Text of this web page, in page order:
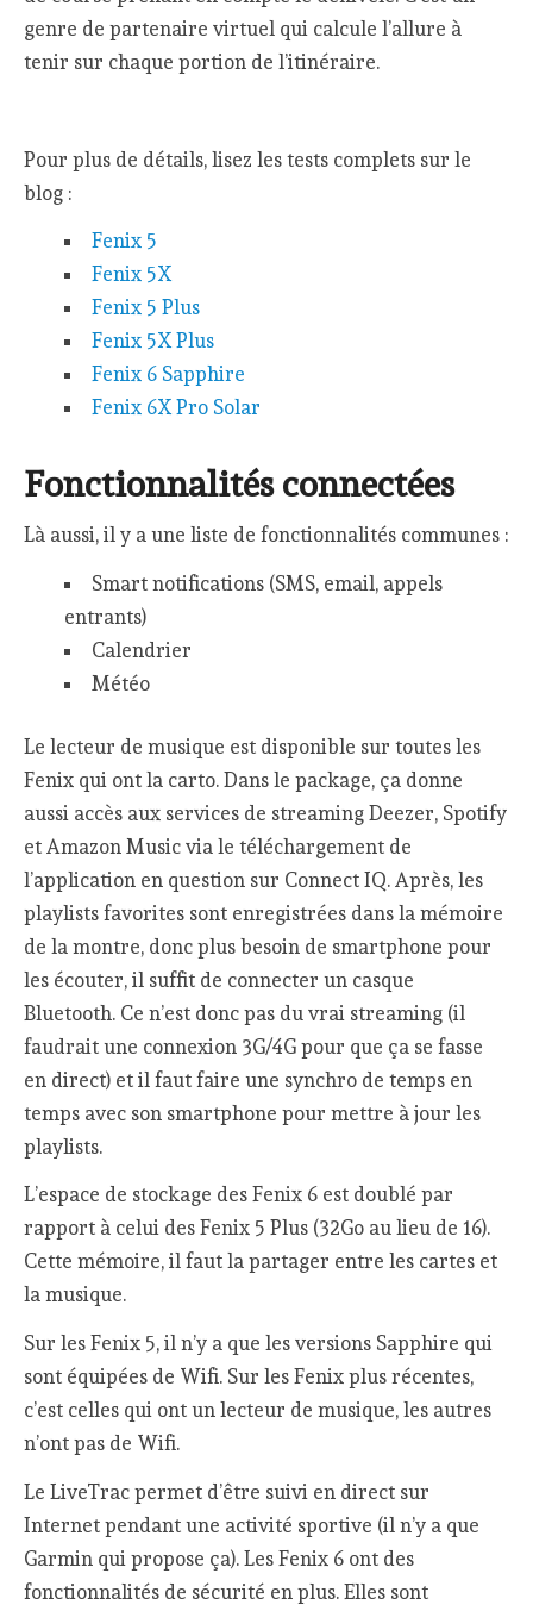
genre de partenaire virtuel qui calcule l’allure à
tenir sur chaque portion de l’itinéraire.
Pour plus de détails, lisez les tests complets sur le
blog :
Fenix 5
Fenix 5X
Fenix 5 Plus
Fenix 5X Plus
Fenix 6 Sapphire
Fenix 6X Pro Solar
Fonctionnalités connectées
Là aussi, il y a une liste de fonctionnalités communes :
Smart notifications (SMS, email, appels
entrants)
Calendrier
Météo
Le lecteur de musique est disponible sur toutes les
Fenix qui ont la carto. Dans le package, ça donne
aussi accès aux services de streaming Deezer, Spotify
et Amazon Music via le téléchargement de
l’application en question sur Connect IQ. Après, les
playlists favorites sont enregistrées dans la mémoire
de la montre, donc plus besoin de smartphone pour
les écouter, il suffit de connecter un casque
Bluetooth. Ce n’est donc pas du vrai streaming (il
faudrait une connexion 3G/4G pour que ça se fasse
en direct) et il faut faire une synchro de temps en
temps avec son smartphone pour mettre à jour les
playlists.
L’espace de stockage des Fenix 6 est doublé par
rapport à celui des Fenix 5 Plus (32Go au lieu de 16).
Cette mémoire, il faut la partager entre les cartes et
la musique.
Sur les Fenix 5, il n’y a que les versions Sapphire qui
sont équipées de Wifi. Sur les Fenix plus récentes,
c’est celles qui ont un lecteur de musique, les autres
n’ont pas de Wifi.
Le LiveTrac permet d’être suivi en direct sur
Internet pendant une activité sportive (il n’y a que
Garmin qui propose ça). Les Fenix 6 ont des
fonctionnalités de sécurité en plus. Elles sont